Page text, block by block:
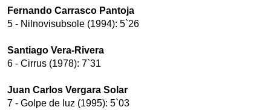
Fernando Carrasco Pantoja
5 - Nilnovisubsole (1994): 5`26
Santiago Vera-Rivera
6 - Cirrus (1978): 7`31
Juan Carlos Vergara Solar
7 - Golpe de luz (1995): 5`03